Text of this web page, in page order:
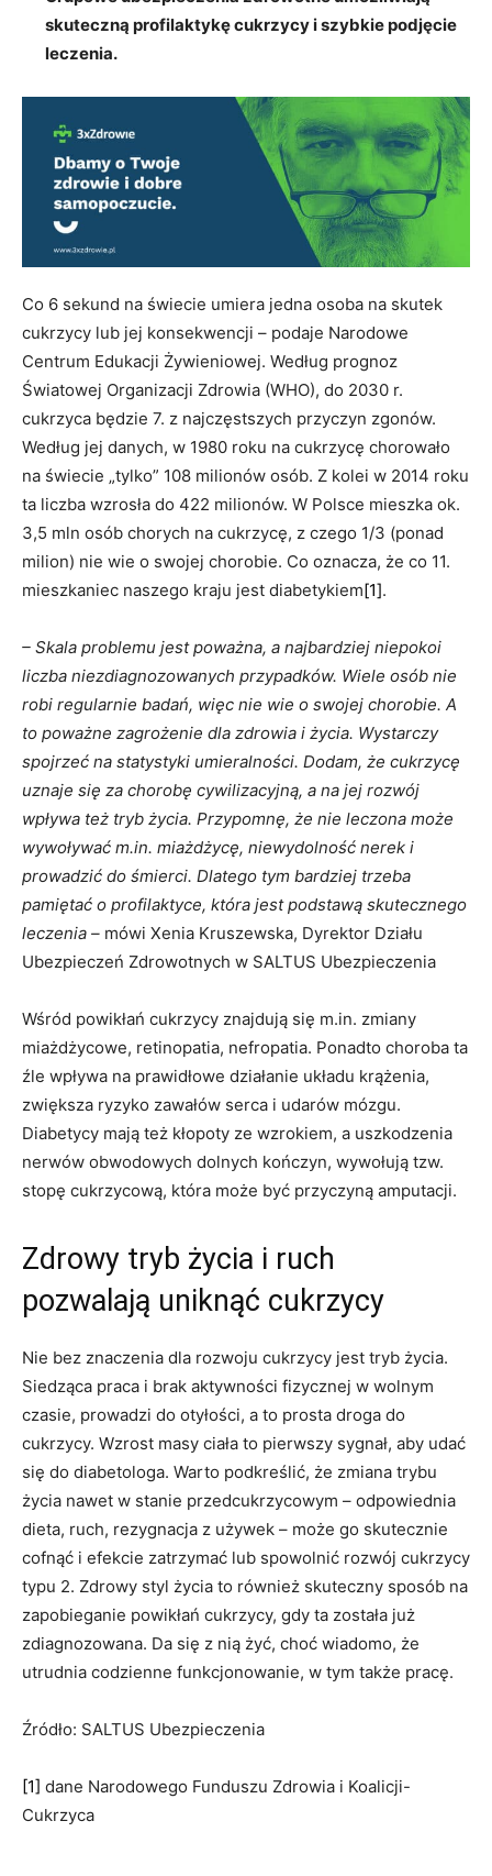
skuteczną profilaktykę cukrzycy i szybkie podjęcie
leczenia.
Co 6 sekund na świecie umiera jedna osoba na skutek
cukrzycy lub jej konsekwencji – podaje Narodowe
Centrum Edukacji Żywieniowej. Według prognoz
Światowej Organizacji Zdrowia (WHO), do 2030 r.
cukrzyca będzie 7. z najczęstszych przyczyn zgonów.
Według jej danych, w 1980 roku na cukrzycę chorowało
na świecie „tylko” 108 milionów osób. Z kolei w 2014 roku
ta liczba wzrosła do 422 milionów. W Polsce mieszka ok.
3,5 mln osób chorych na cukrzycę, z czego 1/3 (ponad
milion) nie wie o swojej chorobie. Co oznacza, że co 11.
mieszkaniec naszego kraju jest diabetykiem[1].
– Skala problemu jest poważna, a najbardziej niepokoi
liczba niezdiagnozowanych przypadków. Wiele osób nie
robi regularnie badań, więc nie wie o swojej chorobie. A
to poważne zagrożenie dla zdrowia i życia. Wystarczy
spojrzeć na statystyki umieralności. Dodam, że cukrzycę
uznaje się za chorobę cywilizacyjną, a na jej rozwój
wpływa też tryb życia. Przypomnę, że nie leczona może
wywoływać m.in. miażdżycę, niewydolność nerek i
prowadzić do śmierci. Dlatego tym bardziej trzeba
pamiętać o profilaktyce, która jest podstawą skutecznego
leczenia – mówi Xenia Kruszewska, Dyrektor Działu
Ubezpieczeń Zdrowotnych w SALTUS Ubezpieczenia
Wśród powikłań cukrzycy znajdują się m.in. zmiany
miażdżycowe, retinopatia, nefropatia. Ponadto choroba ta
źle wpływa na prawidłowe działanie układu krążenia,
zwiększa ryzyko zawałów serca i udarów mózgu.
Diabetycy mają też kłopoty ze wzrokiem, a uszkodzenia
nerwów obwodowych dolnych kończyn, wywołują tzw.
stopę cukrzycową, która może być przyczyną amputacji.
Zdrowy tryb życia i ruch
pozwalają uniknąć cukrzycy
Nie bez znaczenia dla rozwoju cukrzycy jest tryb życia.
Siedząca praca i brak aktywności fizycznej w wolnym
czasie, prowadzi do otyłości, a to prosta droga do
cukrzycy. Wzrost masy ciała to pierwszy sygnał, aby udać
się do diabetologa. Warto podkreślić, że zmiana trybu
życia nawet w stanie przedcukrzycowym – odpowiednia
dieta, ruch, rezygnacja z używek – może go skutecznie
cofnąć i efekcie zatrzymać lub spowolnić rozwój cukrzycy
typu 2. Zdrowy styl życia to również skuteczny sposób na
zapobieganie powikłań cukrzycy, gdy ta została już
zdiagnozowana. Da się z nią żyć, choć wiadomo, że
utrudnia codzienne funkcjonowanie, w tym także pracę.
Źródło: SALTUS Ubezpieczenia
[1] dane Narodowego Funduszu Zdrowia i Koalicji-
Cukrzyca